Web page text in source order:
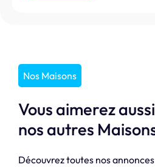
Nos Maisons
Vous aimerez aussi
nos autres
Découvrez toutes nos